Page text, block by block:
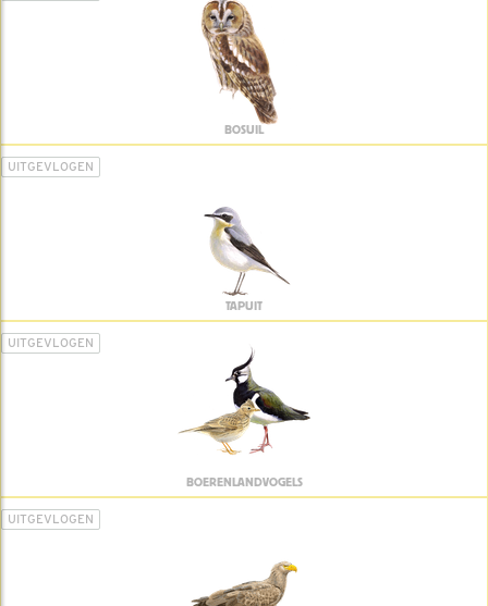
BOSUIL
UITGEVLOGEN
TAPUIT
UITGEVLOGEN
BOERENLANDVOGELS
UITGEVLOGEN